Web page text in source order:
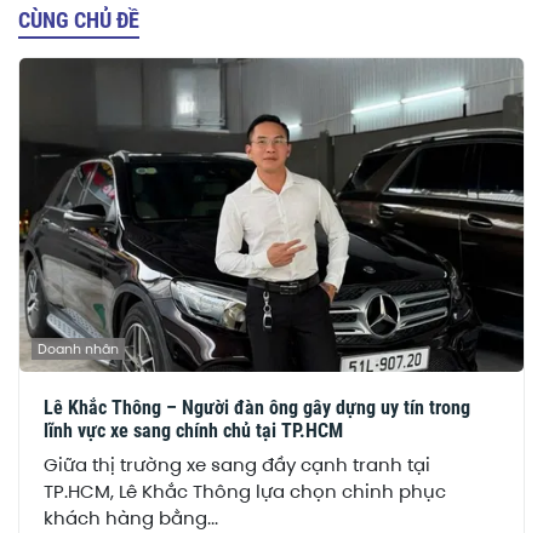
CÙNG CHỦ ĐỀ
Doanh nhân
Lê Khắc Thông – Người đàn ông gây dựng uy tín trong
lĩnh vực xe sang chính chủ tại TP.HCM
Giữa thị trường xe sang đầy cạnh tranh tại
TP.HCM, Lê Khắc Thông lựa chọn chinh phục
khách hàng bằng...